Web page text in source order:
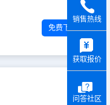
免费下载
销售热线
获取报价
问答社区